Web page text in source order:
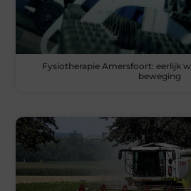
Fysiotherapie Amersfoort: eerlijk
beweging